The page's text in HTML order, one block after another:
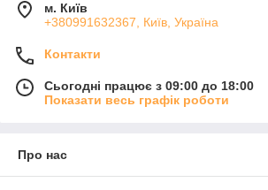
м. Київ
+380991632367, Київ, Україна
Контакти
Сьогодні працює з 09:00 до 18:00
Показати весь графік роботи
Про нас